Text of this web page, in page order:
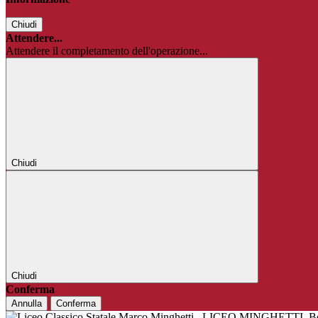
Chiudi
Attendere...
Attendere il completamento dell'operazione...
Chiudi
Chiudi
Conferma
Annulla Conferma